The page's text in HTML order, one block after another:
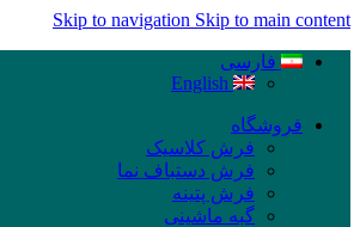
Skip to navigation Skip to main content
فارسی
English
فروشگاه
فرش کلاسیک
فرش دستباف نما
فرش پتینه
گبه ماشینی